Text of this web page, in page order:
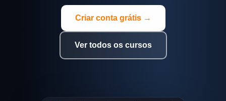
Criar conta grátis →
Ver todos os cursos